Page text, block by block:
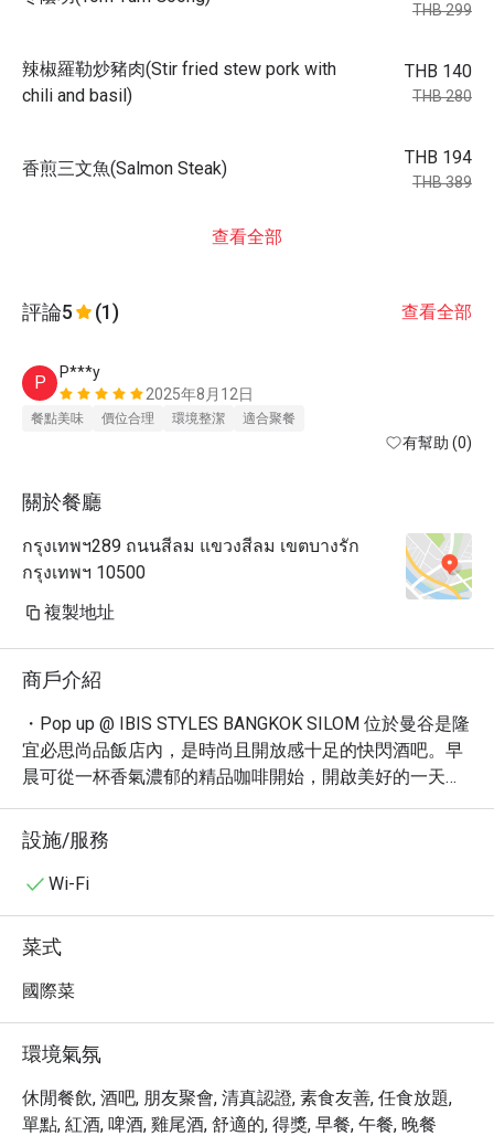
THB 299
辣椒羅勒炒豬肉(Stir fried stew pork with
chili and basil)
THB 140
THB 280
香煎三文魚(Salmon Steak)
THB 194
THB 389
查看全部
評論5 (1) 查看全部
P
P***y
2025年8月12日
餐點美味 價位合理 環境整潔 適合聚餐
有幫助 (0)
關於餐廳
กรุงเทพฯ289 ถนนสีลม แขวงสีลม เขตบางรัก
กรุงเทพฯ 10500
複製地址
商戶介紹
・Pop up @ IBIS STYLES BANGKOK SILOM 位於曼谷是隆
宜必思尚品飯店內，是時尚且開放感十足的快閃酒吧。早
晨可從一杯香氣濃郁的精品咖啡開始，開啟美好的一天。
白天則可享用多款簡單卻美味的小食，滿足您的味蕾。夜
幕降臨時，這裡更是放鬆心情、與朋友小聚的理想場所。
・無論您是忙碌工作一整天，還是剛結束曼谷的城市探
索，都能在這裡找到舒適愜意的氛圍，度過悠閒時光。
BANGKOK SILOM，享受高達5折的超值優惠！
設施/服務
Wi-Fi
菜式
國際菜
環境氣氛
休閒餐飲, 酒吧, 朋友聚會, 清真認證, 素食友善, 任食放題,
單點, 紅酒, 啤酒, 雞尾酒, 舒適的, 得獎, 早餐, 午餐, 晚餐